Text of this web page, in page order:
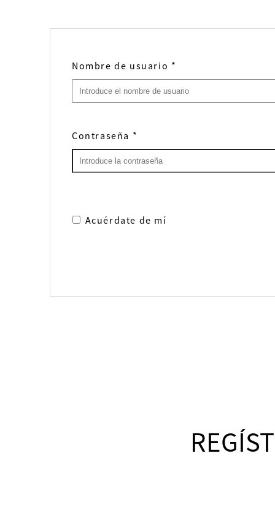
Nombre de usuario *
Contraseña *
Acuérdate de mí